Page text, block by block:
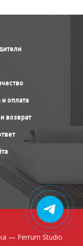
оплата
возврат
— Ferrum Studio